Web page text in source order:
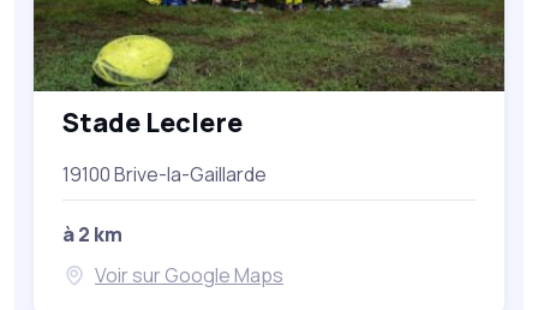
Stade Leclere
19100 Brive-la-Gaillarde
à 2 km
Voir sur Google Maps